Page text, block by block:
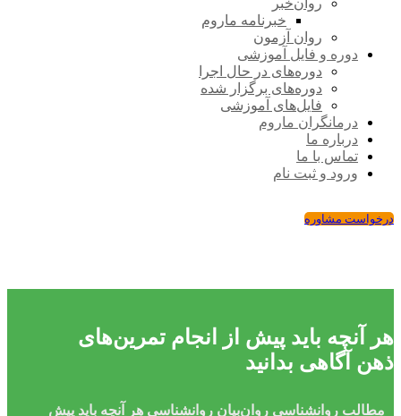
روان‌خبر
خبرنامه ماروم
روان آزمون
دوره و فایل آموزشی
دوره‌های در حال اجرا
دوره‌های برگزار شده
فایل‌های آموزشی
درمانگران ماروم
درباره ما
تماس با ما
ورود و ثبت نام
درخواست مشاوره
هر آنچه باید پیش از انجام تمرین‌های
ذهن آگاهی بدانید
مطالب روانشناسی روان‌بیان روانشناسی هر آنچه باید پیش